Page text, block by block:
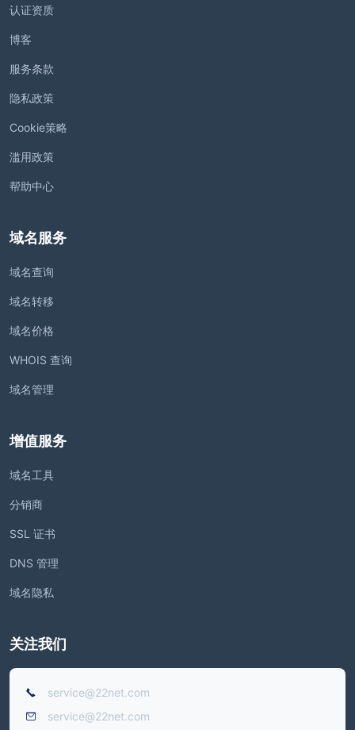
认证资质
博客
服务条款
隐私政策
Cookie策略
滥用政策
帮助中心
域名服务
域名查询
域名转移
域名价格
WHOIS 查询
域名管理
增值服务
域名工具
分销商
SSL 证书
DNS 管理
域名隐私
关注我们
service@22net.com
service@22net.com